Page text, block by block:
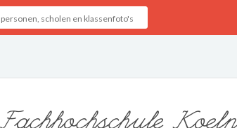
Fachhochschule Koeln